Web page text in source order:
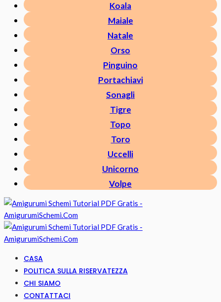
Koala
Maiale
Natale
Orso
Pinguino
Portachiavi
Sonagli
Tigre
Topo
Toro
Uccelli
Unicorno
Volpe
CASA
POLITICA SULLA RISERVATEZZA
CHI SIAMO
CONTATTACI